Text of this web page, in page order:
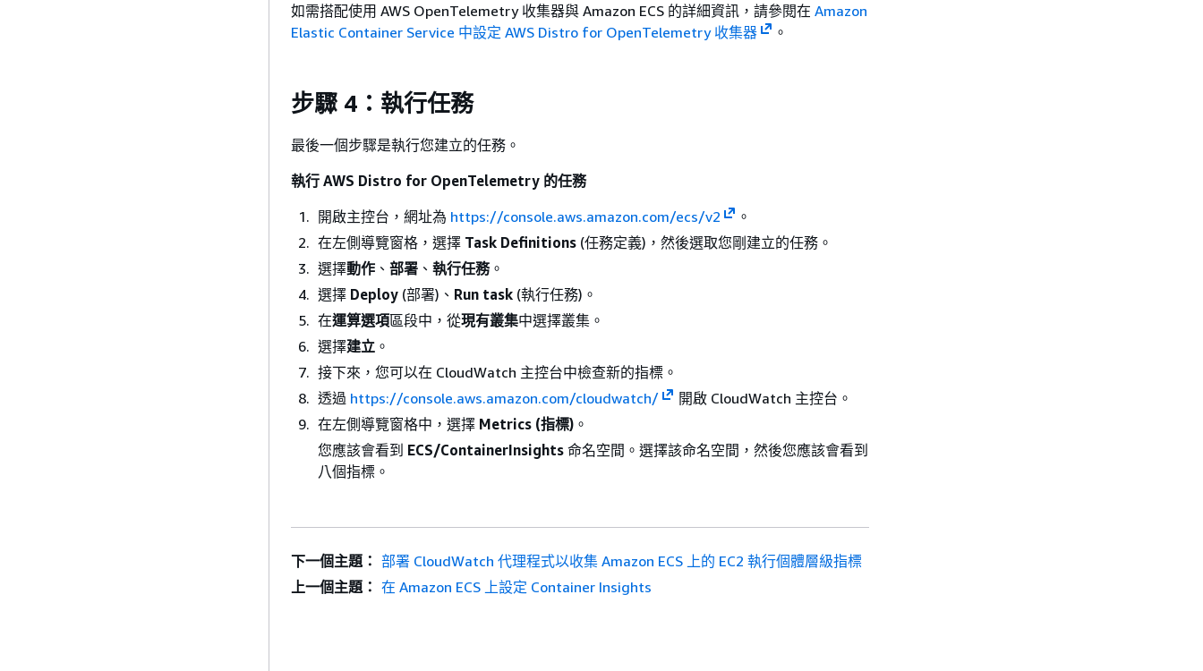
如需搭配使用 AWS OpenTelemetry 收集器與 Amazon ECS 的詳細資訊，請參閱在 Amazon
Elastic Container Service 中設定 AWS Distro for OpenTelemetry 收集器
。
步驟 4：執行任務
最後一個步驟是執行您建立的任務。
執行 AWS Distro for OpenTelemetry 的任務
開啟主控台，網址為 https://console.aws.amazon.com/ecs/v2
。
在左側導覽窗格，選擇 Task Definitions (任務定義)，然後選取您剛建立的任務。
選擇動作 、 部署 、 執行任務。
選擇 Deploy (部署)、 Run task (執行任務)。
在運算選項區段中，從現有叢集中選擇叢集。
選擇建立 。
接下來，您可以在 CloudWatch 主控台中檢查新的指標。
透過 https://console.aws.amazon.com/cloudwatch/
開啟 CloudWatch 主控台。
在左側導覽窗格中，選擇 Metrics (指標) 。
您應該會看到 ECS/ContainerInsights 命名空間。選擇該命名空間，然後您應該會看到
八個指標。
下一個主題： 部署 CloudWatch 代理程式以收集 Amazon ECS 上的 EC2 執行個體層級指標
上一個主題： 在 Amazon ECS 上設定 Container Insights